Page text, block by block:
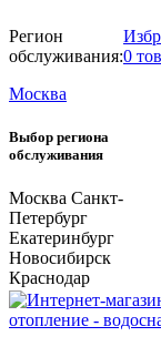
Регион
обслуживания:
Москва
Выбор региона
обслуживания
Москва Санкт-
Петербург
Екатеринбург
Новосибирск
Краснодар
0
отопление -